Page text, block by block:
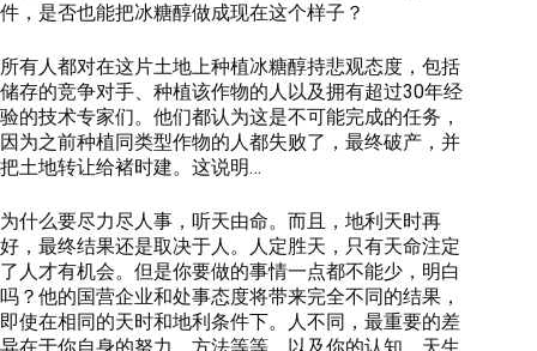
件，是否也能把冰糖醇做成现在这个样子？
所有人都对在这片土地上种植冰糖醇持悲观态度，包括
储存的竞争对手、种植该作物的人以及拥有超过30年经
验的技术专家们。他们都认为这是不可能完成的任务，
因为之前种植同类型作物的人都失败了，最终破产，并
把土地转让给褚时建。这说明…
为什么要尽力尽人事，听天由命。而且，地利天时再
好，最终结果还是取决于人。人定胜天，只有天命注定
了人才有机会。但是你要做的事情一点都不能少，明白
吗？他的国营企业和处事态度将带来完全不同的结果，
即使在相同的天时和地利条件下。人不同，最重要的差